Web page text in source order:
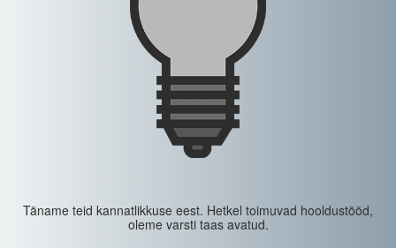
Täname teid kannatlikkuse eest. Hetkel toimuvad hooldustööd,
oleme varsti taas avatud.